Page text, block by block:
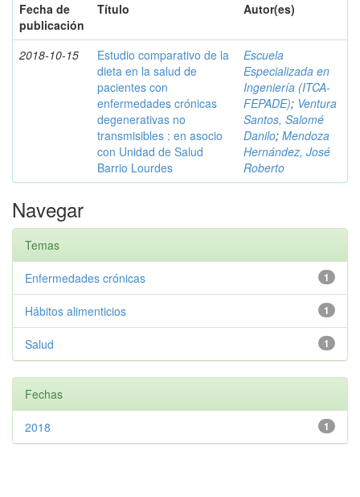
Fecha de
publicación
Título Autor(es)
2018-10-15
Estudio comparativo de la
dieta en la salud de
pacientes con
enfermedades crónicas
degenerativas no
transmisibles : en asocio
con Unidad de Salud
Barrio Lourdes
Escuela
Especializada en
Ingeniería (ITCA-
FEPADE); Ventura
Santos, Salomé
Danilo; Mendoza
Hernández, José
Roberto
Navegar
Temas
1
Enfermedades crónicas
1
Hábitos alimenticios
1
Salud
Fechas
1
2018